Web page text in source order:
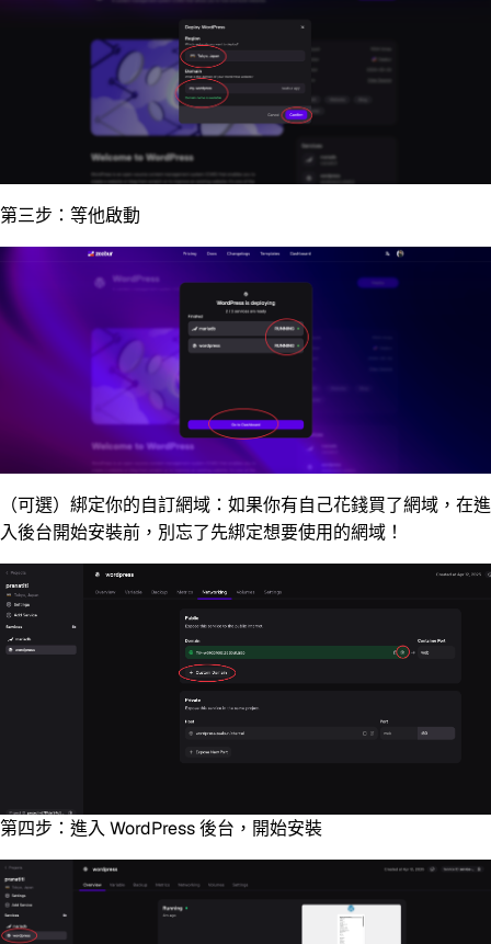
第三步：等他啟動
（可選）綁定你的自訂網域：如果你有自己花錢買了網域，在進
入後台開始安裝前，別忘了先綁定想要使用的網域！
第四步：進入 WordPress 後台，開始安裝